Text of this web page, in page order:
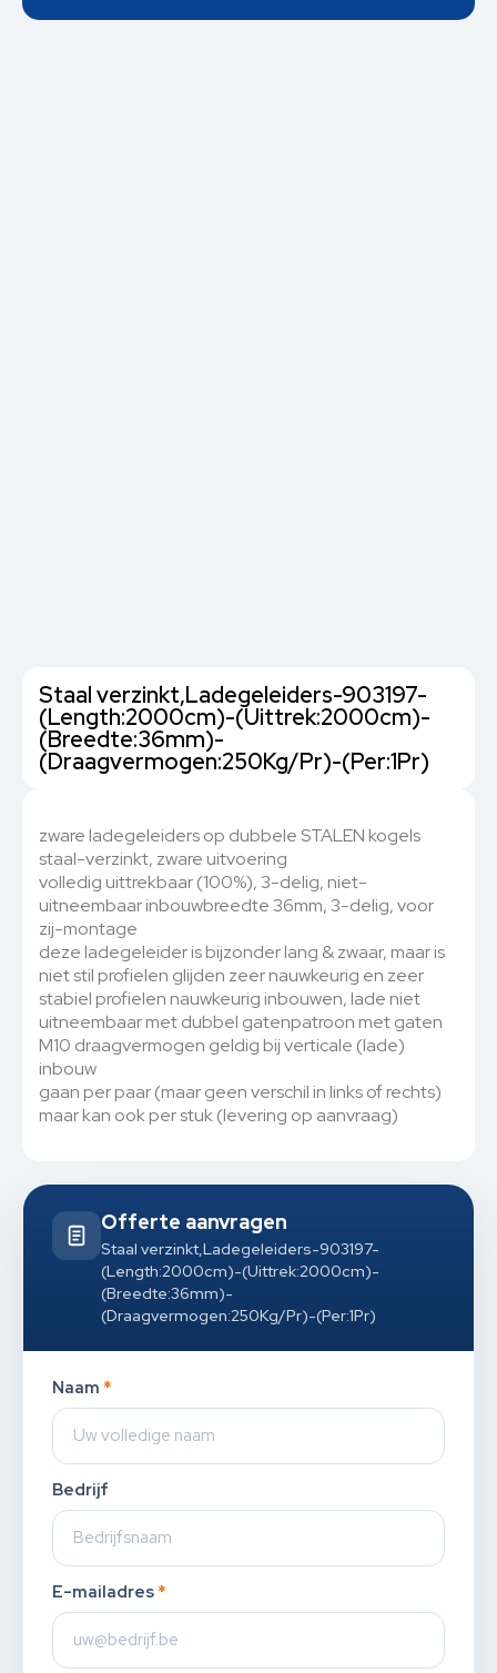
Staal verzinkt,Ladegeleiders-903197-
(Length:2000cm)-(Uittrek:2000cm)-
(Breedte:36mm)-
(Draagvermogen:250Kg/Pr)-(Per:1Pr)
zware ladegeleiders op dubbele STALEN kogels
staal-verzinkt, zware uitvoering
volledig uittrekbaar (100%), 3-delig, niet-
uitneembaar inbouwbreedte 36mm, 3-delig, voor
zij-montage
deze ladegeleider is bijzonder lang & zwaar, maar is
niet stil profielen glijden zeer nauwkeurig en zeer
stabiel profielen nauwkeurig inbouwen, lade niet
uitneembaar met dubbel gatenpatroon met gaten
M10 draagvermogen geldig bij verticale (lade)
inbouw
gaan per paar (maar geen verschil in links of rechts)
maar kan ook per stuk (levering op aanvraag)
Offerte aanvragen
Staal verzinkt,Ladegeleiders-903197-
(Length:2000cm)-(Uittrek:2000cm)-
(Breedte:36mm)-
(Draagvermogen:250Kg/Pr)-(Per:1Pr)
Naam *
Bedrijf
E-mailadres *